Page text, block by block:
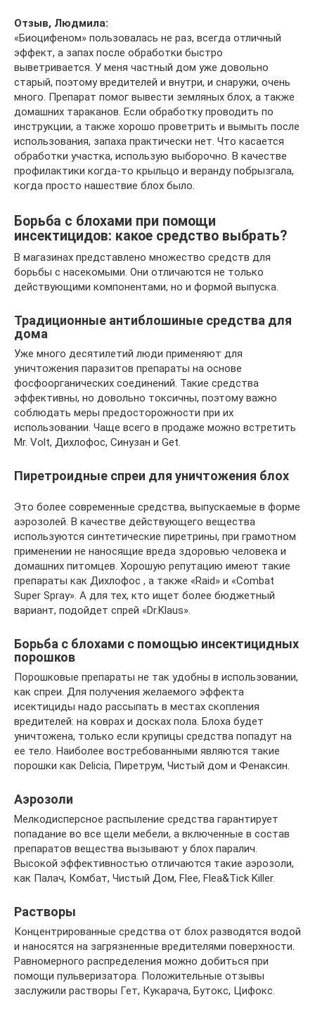
Отзыв, Людмила:
«Биоцифеном» пользовалась не раз, всегда отличный
эффект, а запах после обработки быстро
выветривается. У меня частный дом уже довольно
старый, поэтому вредителей и внутри, и снаружи, очень
много. Препарат помог вывести земляных блох, а также
домашних тараканов. Если обработку проводить по
инструкции, а также хорошо проветрить и вымыть после
использования, запаха практически нет. Что касается
обработки участка, использую выборочно. В качестве
профилактики когда-то крыльцо и веранду побрызгала,
когда просто нашествие блох было.
Борьба с блохами при помощи
инсектицидов: какое средство выбрать?
В магазинах представлено множество средств для
борьбы с насекомыми. Они отличаются не только
действующими компонентами, но и формой выпуска.
Традиционные антиблошиные средства для
дома
Уже много десятилетий люди применяют для
уничтожения паразитов препараты на основе
фосфоорганических соединений. Такие средства
эффективны, но довольно токсичны, поэтому важно
соблюдать меры предосторожности при их
использовании. Чаще всего в продаже можно встретить
Mr. Volt, Дихлофос, Синузан и Get.
Пиретроидные спреи для уничтожения блох
Это более современные средства, выпускаемые в форме
аэрозолей. В качестве действующего вещества
используются синтетические пиретрины, при грамотном
применении не наносящие вреда здоровью человека и
домашних питомцев. Хорошую репутацию имеют такие
препараты как Дихлофос , а также «Raid» и «Combat
Super Spray». А для тех, кто ищет более бюджетный
вариант, подойдет спрей «Dr.Klaus».
Борьба с блохами с помощью инсектицидных
порошков
Порошковые препараты не так удобны в использовании,
как спреи. Для получения желаемого эффекта
исектициды надо рассыпать в местах скопления
вредителей: на коврах и досках пола. Блоха будет
уничтожена, только если крупицы средства попадут на
ее тело. Наиболее востребованными являются такие
порошки как Delicia, Пиретрум, Чистый дом и Фенаксин.
Аэрозоли
Мелкодисперсное распыление средства гарантирует
попадание во все щели мебели, а включенные в состав
препаратов вещества вызывают у блох паралич.
Высокой эффективностью отличаются такие аэрозоли,
как Палач, Комбат, Чистый Дом, Flee, Flea&Tick Killer.
Растворы
Концентрированные средства от блох разводятся водой
и наносятся на загрязненные вредителями поверхности.
Равномерного распределения можно добиться при
помощи пульверизатора. Положительные отзывы
заслужили растворы Гет, Кукарача, Бутокс, Цифокс.